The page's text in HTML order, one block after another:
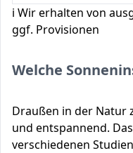
ℹ️ Wir erhalten von
ggf. Provisionen
Welche
Draußen in der Natur
und entspannend.
verschiedenen